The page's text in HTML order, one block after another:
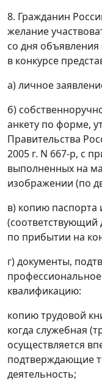
8. Гражданин
желание
со дня
в конкурсе
а) личное
б)
анкету по форме,
Правительства
2005 г. N 667-р, с
выполненных на
изображении (по
в) копию паспорта
(соответствующий
по прибытии на
г) документы,
квалификацию:
копию трудовой
когда служебная
осуществляется
подтверждающие
деятельность;